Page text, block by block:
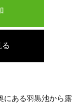
にある羽黒池から露